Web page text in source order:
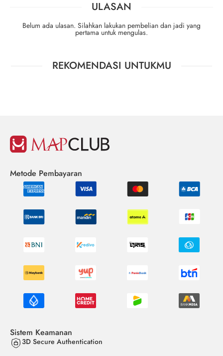
ULASAN
Belum ada ulasan. Silahkan lakukan pembelian dan jadi yang
pertama untuk mengulas.
REKOMENDASI UNTUKMU
Metode Pembayaran
Sistem Keamanan
3D Secure Authentication